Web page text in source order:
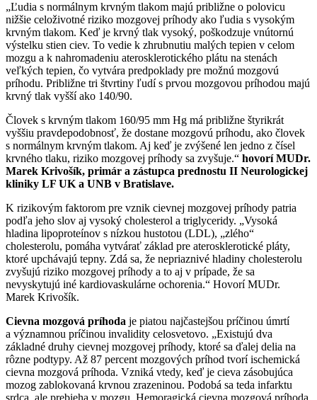
„Ľudia s normálnym krvným tlakom majú približne o polovicu
nižšie celoživotné riziko mozgovej príhody ako ľudia s vysokým
krvným tlakom. Keď je krvný tlak vysoký, poškodzuje vnútornú
výstelku stien ciev. To vedie k zhrubnutiu malých tepien v celom
mozgu a k nahromadeniu aterosklerotického plátu na stenách
veľkých tepien, čo vytvára predpoklady pre možnú mozgovú
príhodu. Približne tri štvrtiny ľudí s prvou mozgovou príhodou majú
krvný tlak vyšší ako 140/90.
Človek s krvným tlakom 160/95 mm Hg má približne štyrikrát
vyššiu pravdepodobnosť, že dostane mozgovú príhodu, ako človek
s normálnym krvným tlakom. Aj keď je zvýšené len jedno z čísel
krvného tlaku, riziko mozgovej príhody sa zvyšuje.“ hovorí MUDr.
Marek Krivošík, primár a zástupca prednostu II Neurologickej
kliniky LF UK a UNB v Bratislave.
K rizikovým faktorom pre vznik cievnej mozgovej príhody patria
podľa jeho slov aj vysoký cholesterol a triglyceridy. „Vysoká
hladina lipoproteínov s nízkou hustotou (LDL), „zlého“
cholesterolu, pomáha vytvárať základ pre aterosklerotické pláty,
ktoré upchávajú tepny. Zdá sa, že nepriaznivé hladiny cholesterolu
zvyšujú riziko mozgovej príhody a to aj v prípade, že sa
nevyskytujú iné kardiovaskulárne ochorenia.“ Hovorí MUDr.
Marek Krivošík.
Cievna mozgová príhoda je piatou najčastejšou príčinou úmrtí
a významnou príčinou invalidity celosvetovo. „Existujú dva
základné druhy cievnej mozgovej príhody, ktoré sa ďalej delia na
rôzne podtypy. Až 87 percent mozgových príhod tvorí ischemická
cievna mozgová príhoda. Vzniká vtedy, keď je cieva zásobujúca
mozog zablokovaná krvnou zrazeninou. Podobá sa teda infarktu